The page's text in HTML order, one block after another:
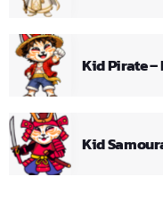
Kid Pirate –
Kid